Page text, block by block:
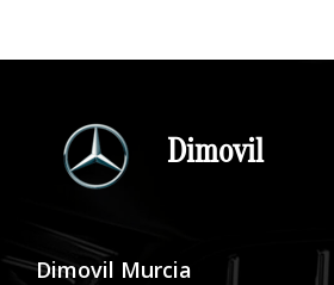
Dimovil
Dimovil Murcia